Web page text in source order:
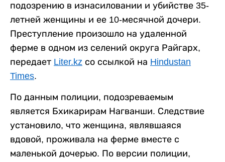
подозрению в изнасиловании и убийстве 35-
летней женщины и ее 10-месячной дочери.
Преступление произошло на удаленной
ферме в одном из селений округа Райгарх,
передает Liter.kz со ссылкой на Hindustan
Times.
По данным полиции, подозреваемым
является Бхикарирам Нагванши. Следствие
установило, что женщина, являвшаяся
вдовой, проживала на ферме вместе с
маленькой дочерью. По версии полиции,